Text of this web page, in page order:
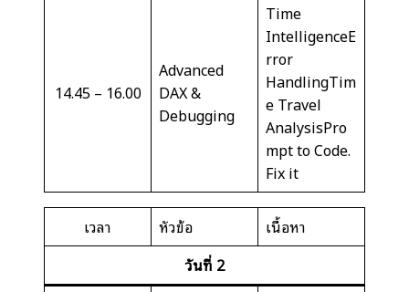
14.45 – 16.00
Advanced
DAX &
Debugging
Time
IntelligenceE
rror
HandlingTim
e Travel
AnalysisPro
mpt to Code.
Fix it
เวลา หัวข้อ
เนื้อหา
วันที่ 2